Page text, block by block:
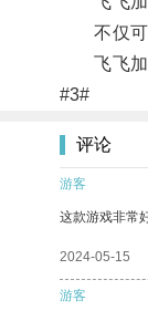
不仅可
飞飞加速
#3#
评论
游客
这款游戏非常
2024-05-15
游客